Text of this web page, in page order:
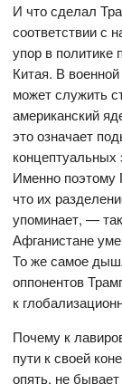
И что сделал
соответствии с
упор в политике
Китая. В
может служить
американский
это означает
концептуальных
Именно поэтому
что их
упоминает, —
Афганистане
То же самое
оппонентов
к
Почему к
пути к своей
опять, не